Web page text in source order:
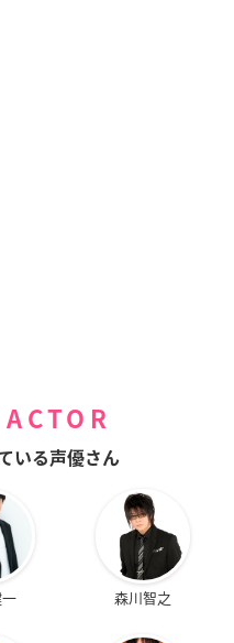
いる声優さん
森川智之